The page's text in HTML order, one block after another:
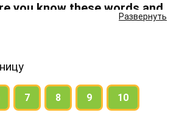
Развернуть
you know these words and
50, and say whose words
and Tim. What were they
7 8 9 10